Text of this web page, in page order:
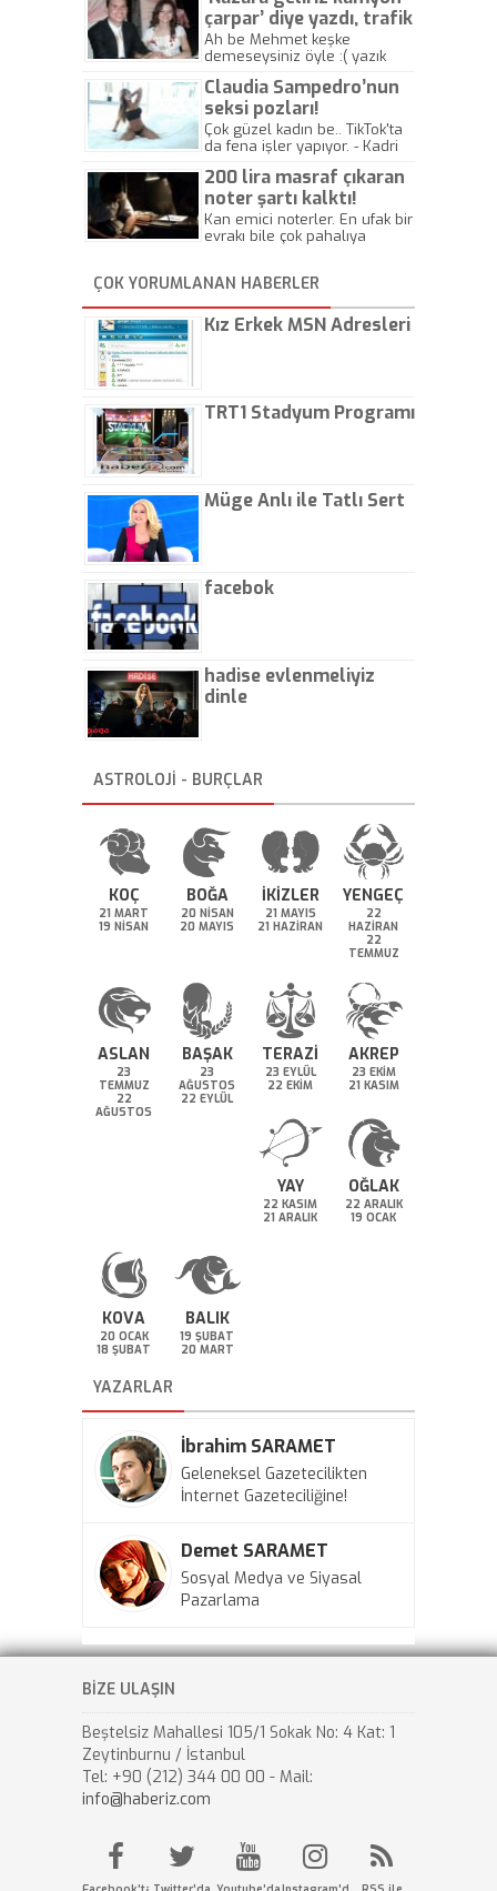
çarpar’ diye yazdı, trafik
kazasında öldü!
Ah be Mehmet keşke
demeseysiniz öyle :( yazık
Claudia Sampedro’nun
seksi pozları!
Çok güzel kadın be.. TikTok'ta
da fena işler yapıyor. - Kadri
200 lira masraf çıkaran
noter şartı kalktı!
Kan emici noterler. En ufak bir
evrakı bile çok pahalıya
kaptırıyorsunuz. - Kayhan
Gezenti
ÇOK YORUMLANAN HABERLER
Kız Erkek MSN Adresleri
TRT1 Stadyum Programı
Müge Anlı ile Tatlı Sert
facebok
hadise evlenmeliyiz
dinle
ASTROLOJİ - BURÇLAR
KOÇ
21 MART
19 NİSAN
BOĞA
20 NİSAN
20 MAYIS
İKİZLER
21 MAYIS
21 HAZİRAN
YENGEÇ
22
HAZİRAN
22
TEMMUZ
ASLAN
23
TEMMUZ
22
AĞUSTOS
BAŞAK
23
AĞUSTOS
22 EYLÜL
TERAZİ
23 EYLÜL
22 EKİM
AKREP
23 EKİM
21 KASIM
YAY
22 KASIM
21 ARALIK
OĞLAK
22 ARALIK
19 OCAK
KOVA
20 OCAK
18 ŞUBAT
BALIK
19 ŞUBAT
20 MART
YAZARLAR
İbrahim SARAMET
Geleneksel Gazetecilikten
İnternet Gazeteciliğine!
Demet SARAMET
Sosyal Medya ve Siyasal
Pazarlama
BİZE ULAŞIN
Beştelsiz Mahallesi 105/1 Sokak No: 4 Kat: 1
Zeytinburnu / İstanbul
Tel: +90 (212) 344 00 00 - Mail:
info@haberiz.com